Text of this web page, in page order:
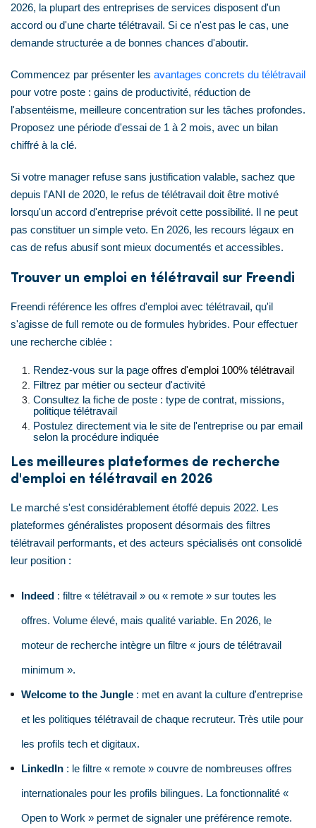
2026, la plupart des entreprises de services disposent d'un
accord ou d'une charte télétravail. Si ce n'est pas le cas, une
demande structurée a de bonnes chances d'aboutir.
Commencez par présenter les avantages concrets du télétravail
pour votre poste : gains de productivité, réduction de
l'absentéisme, meilleure concentration sur les tâches profondes.
Proposez une période d'essai de 1 à 2 mois, avec un bilan
chiffré à la clé.
Si votre manager refuse sans justification valable, sachez que
depuis l'ANI de 2020, le refus de télétravail doit être motivé
lorsqu'un accord d'entreprise prévoit cette possibilité. Il ne peut
pas constituer un simple veto. En 2026, les recours légaux en
cas de refus abusif sont mieux documentés et accessibles.
Trouver un emploi en télétravail sur Freendi
Freendi référence les offres d'emploi avec télétravail, qu'il
s'agisse de full remote ou de formules hybrides. Pour effectuer
une recherche ciblée :
Rendez-vous sur la page offres d'emploi 100% télétravail
Filtrez par métier ou secteur d'activité
Consultez la fiche de poste : type de contrat, missions,
politique télétravail
Postulez directement via le site de l'entreprise ou par email
selon la procédure indiquée
Les meilleures plateformes de recherche
d'emploi en télétravail en 2026
Le marché s'est considérablement étoffé depuis 2022. Les
plateformes généralistes proposent désormais des filtres
télétravail performants, et des acteurs spécialisés ont consolidé
leur position :
Indeed : filtre « télétravail » ou « remote » sur toutes les
offres. Volume élevé, mais qualité variable. En 2026, le
moteur de recherche intègre un filtre « jours de télétravail
minimum ».
Welcome to the Jungle : met en avant la culture d'entreprise
et les politiques télétravail de chaque recruteur. Très utile pour
les profils tech et digitaux.
LinkedIn : le filtre « remote » couvre de nombreuses offres
internationales pour les profils bilingues. La fonctionnalité «
Open to Work » permet de signaler une préférence remote.